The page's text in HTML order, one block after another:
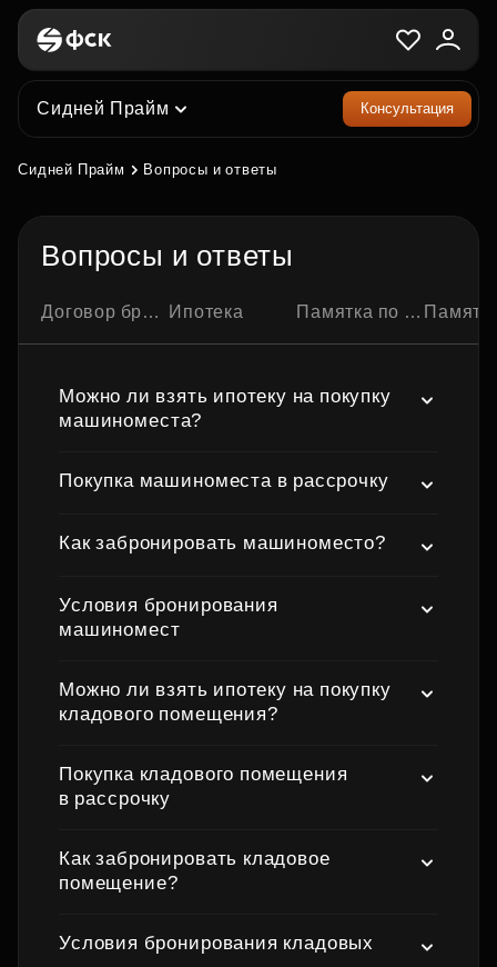
Сидней Прайм Консультация
Сидней Прайм Вопросы и ответы
Вопросы и ответы
Договор бронирования квартиры Ипотека Памятка по ипотечной сделке Памятка по
Можно ли взять ипотеку на покупку
машиноместа?
Покупка машиноместа в рассрочку
Как забронировать машиноместо?
Условия бронирования
машиномест
Можно ли взять ипотеку на покупку
кладового помещения?
Покупка кладового помещения
в рассрочку
Как забронировать кладовое
помещение?
Условия бронирования кладовых